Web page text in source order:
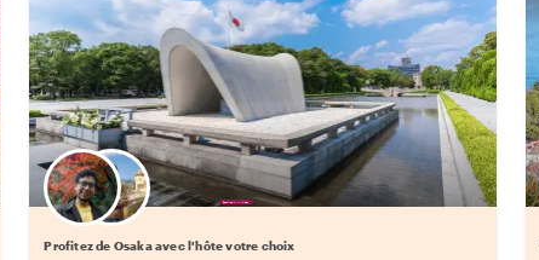
Choisissez votre local favori
Profitez de Osaka avec l'hôte votre choix